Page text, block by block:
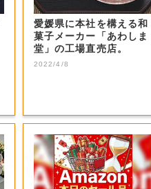
愛媛県に本社を構える和
菓子メーカー「あわしま
堂」の工場直売店。
2022/4/8